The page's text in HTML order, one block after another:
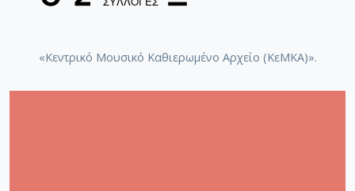
«Κεντρικό Μουσικό Καθιερωμένο Αρχείο (ΚεΜΚΑ)».